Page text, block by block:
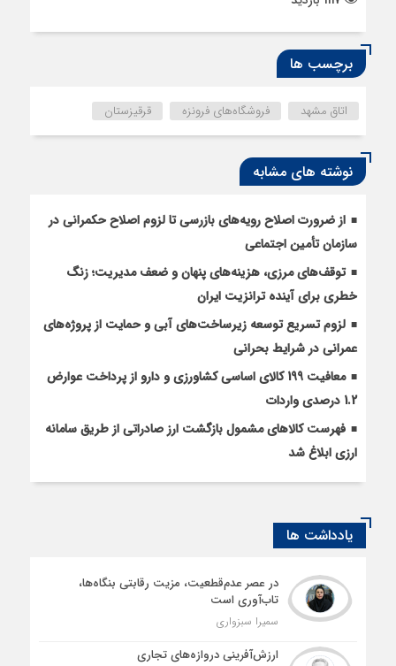
برچسب ها
اتاق مشهد فروشگاه‌های فرونزه قرقیزستان
نوشته های مشابه
از ضرورت اصلاح رویه‌های بازرسی تا لزوم اصلاح حکمرانی در
سازمان تأمین اجتماعی
توقف‌های مرزی، هزینه‌های پنهان و ضعف مدیریت؛ زنگ
خطری برای آینده ترانزیت ایران
لزوم تسریع توسعه زیرساخت‌های آبی و حمایت از پروژه‌های
عمرانی در شرایط بحرانی
معافیت 199 کالای اساسی کشاورزی و دارو از پرداخت عوارض
1.2 درصدی واردات
فهرست کالاهای مشمول بازگشت ارز صادراتی از طریق سامانه
ارزی ابلاغ شد
یادداشت ها
در عصر عدم‌قطعیت، مزیت رقابتی بنگاه‌ها،
تاب‌آوری است
سمیرا سبزواری
ارزش‌آفرینی دروازه‌های تجاری